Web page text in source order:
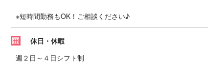
※短時間勤務もOK！ご相談ください♪
休日・休暇
週２日～４日シフト制